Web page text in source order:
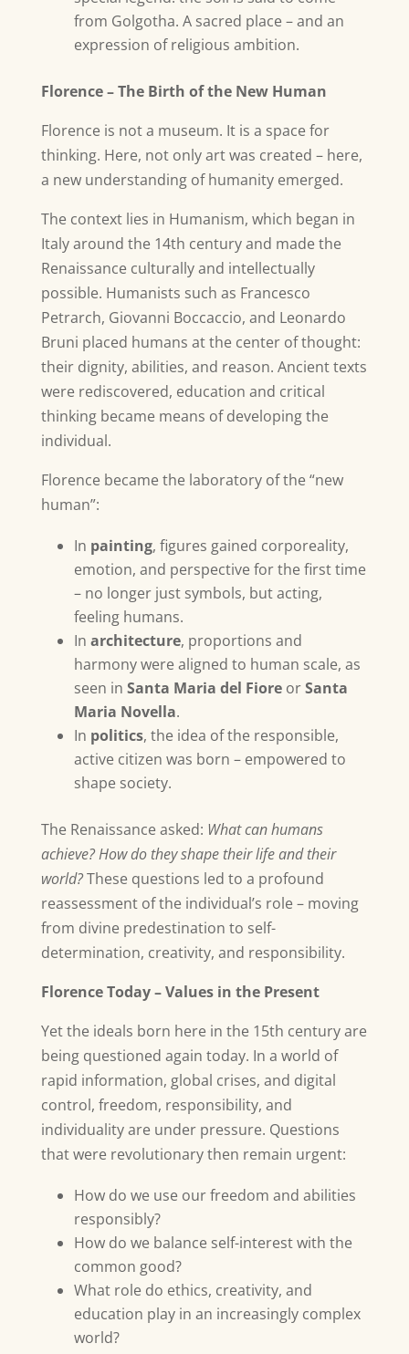
from Golgotha. A sacred place – and an
expression of religious ambition.
Florence – The Birth of the New Human
Florence is not a museum. It is a space for
thinking. Here, not only art was created – here,
a new understanding of humanity emerged.
The context lies in Humanism, which began in
Italy around the 14th century and made the
Renaissance culturally and intellectually
possible. Humanists such as Francesco
Petrarch, Giovanni Boccaccio, and Leonardo
Bruni placed humans at the center of thought:
their dignity, abilities, and reason. Ancient texts
were rediscovered, education and critical
thinking became means of developing the
individual.
Florence became the laboratory of the “new
human”:
In painting, figures gained corporeality,
emotion, and perspective for the first time
– no longer just symbols, but acting,
feeling humans.
In architecture, proportions and
harmony were aligned to human scale, as
seen in Santa Maria del FioreorSanta
Maria Novella.
In politics, the idea of the responsible,
active citizen was born – empowered to
shape society.
The Renaissance asked: What can humans
achieve?How do they shape their life and their
world?These questions led to a profound
reassessment of the individual’s role – moving
from divine predestination to self-
determination, creativity, and responsibility.
Florence Today – Values in the Present
Yet the ideals born here in the 15th century are
being questioned again today. In a world of
rapid information, global crises, and digital
control, freedom, responsibility, and
individuality are under pressure. Questions
that were revolutionary then remain urgent:
How do we use our freedom and abilities
responsibly?
How do we balance self-interest with the
common good?
What role do ethics, creativity, and
education play in an increasingly complex
world?